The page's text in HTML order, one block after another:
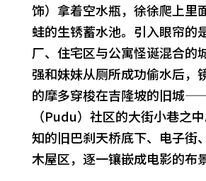
饰）拿着空水瓶，徐徐爬上里
蛙的生锈蓄水池。引入眼帘的
厂、住宅区与公寓怪诞混合的
强和妹妹从厕所成功偷水后，
的摩多穿梭在吉隆坡的旧城
（Pudu）社区的大街小巷之
知的旧巴刹天桥底下、电子街
木屋区，逐一镶嵌成电影的布景